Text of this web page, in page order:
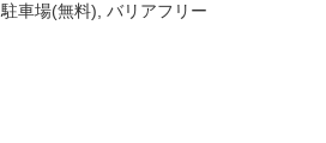
駐車場(無料) バリアフリー